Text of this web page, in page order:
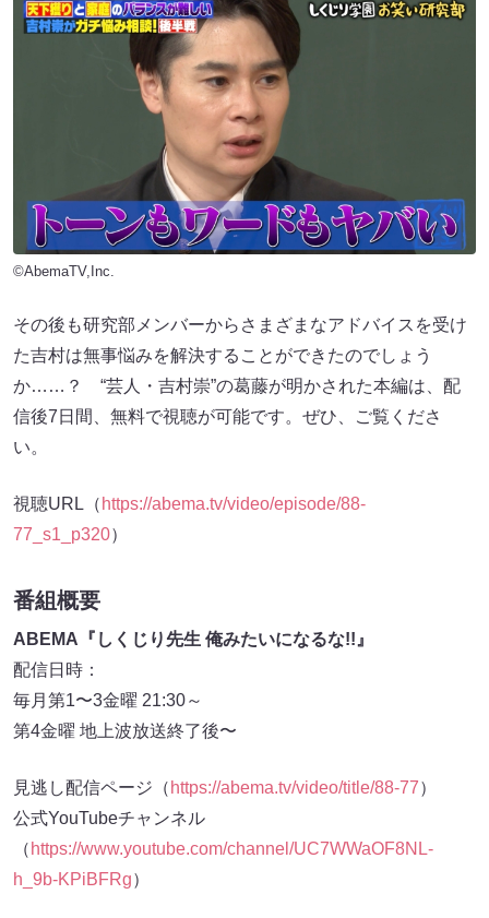
©AbemaTV,Inc.
その後も研究部メンバーからさまざまなアドバイスを受け
た吉村は無事悩みを解決することができたのでしょう
か……？ “芸人・吉村崇”の葛藤が明かされた本編は、配
信後7日間、無料で視聴が可能です。ぜひ、ご覧くださ
い。
視聴URL（ https://abema.tv/video/episode/88-
77_s1_p320）
番組概要
ABEMA『しくじり先生 俺みたいになるな!!』
配信日時：
毎月第1〜3金曜 21:30～
第4金曜 地上波放送終了後〜
見逃し配信ページ（ https://abema.tv/video/title/88-77）
公式YouTubeチャンネル
（ https://www.youtube.com/channel/UC7WWaOF8NL-
h_9b-KPiBFRg）